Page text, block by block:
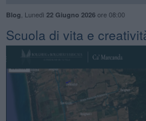
Blog Lunedì 22 Giugno 2026ore 08:00
Scuola di vita e